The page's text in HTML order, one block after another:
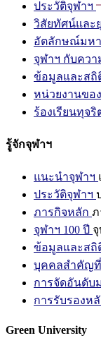
ประวัติจุฬาฯ
วิสัยทัศน์และ
อัตลักษณ์มห
จุฬาฯ กับควา
ข้อมูลและสถิ
หน่วยงานขอ
ร้องเรียนทุจ
รู้จักจุฬาฯ
แนะนำจุฬาฯ
ประวัติจุฬาฯ
ภารกิจหลัก ภ
จุฬาฯ 100 ปี
ข้อมูลและสถิ
บุคคลสำคัญที่
การจัดอันดับ
การรับรองห
Green University